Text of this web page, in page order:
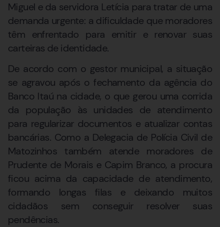
Miguel e da servidora Letícia para tratar de uma
demanda urgente: a dificuldade que moradores
têm enfrentado para emitir e renovar suas
carteiras de identidade.
De acordo com o gestor municipal, a situação
se agravou após o fechamento da agência do
Banco Itaú na cidade, o que gerou uma corrida
da população às unidades de atendimento
para regularizar documentos e atualizar contas
bancárias. Como a Delegacia de Polícia Civil de
Matozinhos também atende moradores de
Prudente de Morais e Capim Branco, a procura
ficou acima da capacidade de atendimento,
formando longas filas e deixando muitos
cidadãos sem conseguir resolver suas
pendências.